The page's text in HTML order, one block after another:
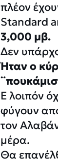
πλέον
Standard
3,000 μβ.
Δεν
Ήταν ο
Ε λοιπόν
φύγουν
τον
μέρα.
Θα